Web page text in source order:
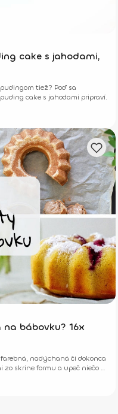
cake s jahodami,
tiež? Poď sa
cake s jahodami pripraví.
bábovku? 16x
nadýchaná či dokonca
skrine formu a upeč niečo z